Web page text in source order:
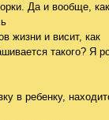
Да и вообще,
жизни и висит, как
такого? Я
в ребенку,